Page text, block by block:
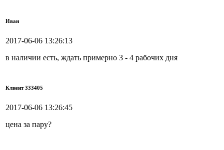
Иван
2017-06-06 13:26:13
в наличии есть, ждать примерно 3 - 4 рабочих дня
Клиент 333405
2017-06-06 13:26:45
цена за пару?